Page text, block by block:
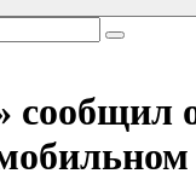
сообщил